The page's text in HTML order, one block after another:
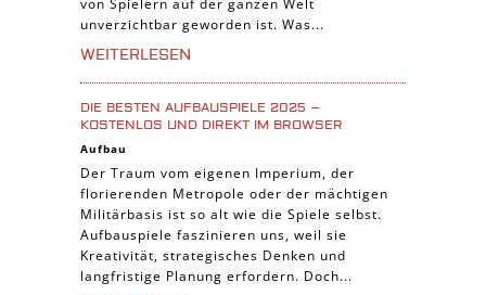
unverzichtbar geworden ist. Was...
WEITERLESEN
DIE BESTEN AUFBAUSPIELE 2025 –
KOSTENLOS UND DIREKT IM BROWSER
Aufbau
Der Traum vom eigenen Imperium, der
florierenden Metropole oder der mächtigen
Militärbasis ist so alt wie die Spiele selbst.
Aufbauspiele faszinieren uns, weil sie
Kreativität, strategisches Denken und
langfristige Planung erfordern. Doch...